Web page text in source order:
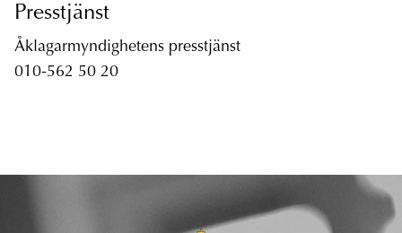
Presstjänst
Åklagarmyndighetens presstjänst
010-562 50 20